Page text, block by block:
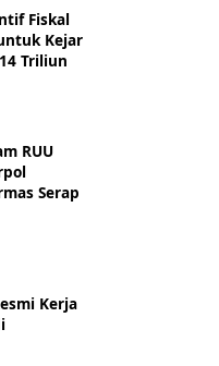
Fiskal
Kejar
Triliun
RUU
Serap
Kerja